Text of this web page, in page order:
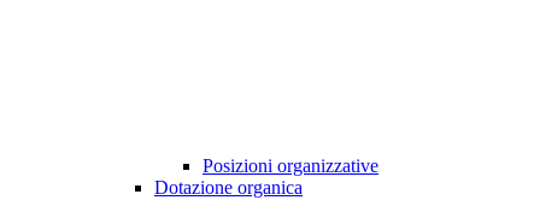
Posizioni organizzative
Dotazione organica